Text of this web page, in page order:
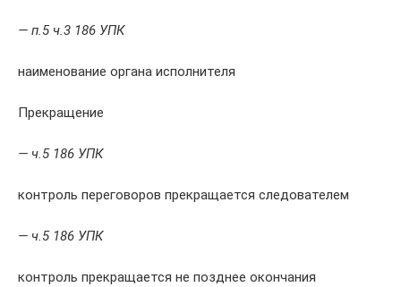
— п.5 ч.3 186 УПК
наименование органа исполнителя
Прекращение
— ч.5 186 УПК
контроль переговоров прекращается следователем
— ч.5 186 УПК
контроль прекращается не позднее окончания